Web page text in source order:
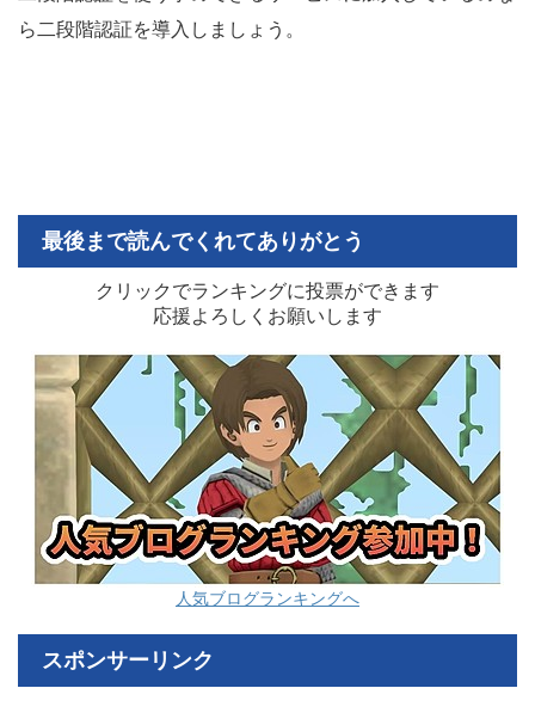
ら二段階認証を導入しましょう。
最後まで読んでくれてありがとう
クリックでランキングに投票ができます
応援よろしくお願いします
人気ブログランキングへ
スポンサーリンク